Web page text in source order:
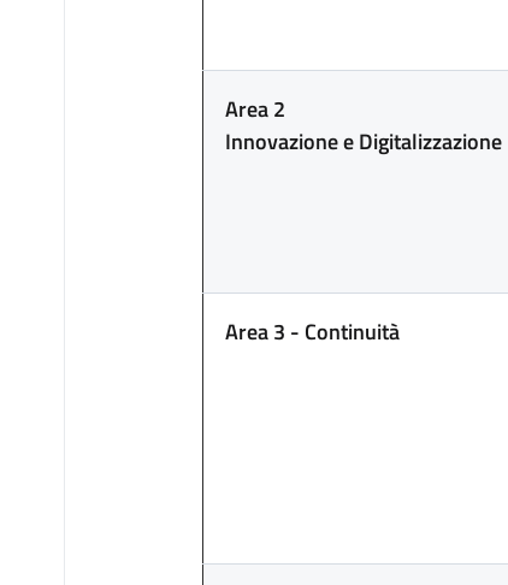
Area 2
Innovazione e Digitalizzazione
Area 3 - Continuità